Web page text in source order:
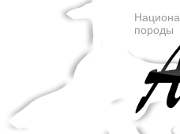
породы